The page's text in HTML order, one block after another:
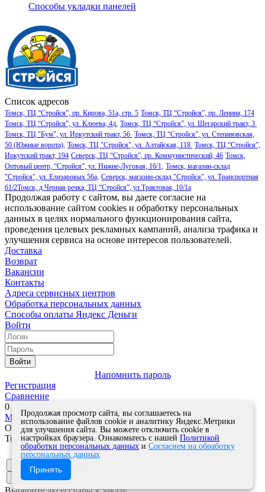
Способы укладки панелей
Список адресов
Томск, ТЦ “Стройся”, пр. Кирова, 51а, стр. 5 Томск, ТЦ “Стройся”, пр. Ленина, 174
Томск, ТЦ “Стройся”, ул. Клюева, 4д, Томск, ТЦ “Стройся”, ул. Шегарский тракт, 3
Томск, ТЦ "Бум", ул. Иркутский тракт, 56 Томск, ТЦ “Стройся”, ул. Степановская,
50 (Южные ворота), Томск, ТЦ "Стройся", ул. Алтайская, 118 Томск, ТЦ “Стройся”,
Иркутский тракт, 194 Северск, ТЦ “Стройся”, пр. Коммунистический, 46 Томск,
Оптовый центр, “Стройся”, ул. Нижне-Луговая, 16/1, Томск, магазин-склад
"Стройся", ул. Елизаровых 56а, Северск, магазин-склад "Стройся", ул. Транспортная
61/2Томск, д.Черная речка, ТЦ “Стройся”, ул.Трактовая, 10/1а
Продолжая работу с сайтом, вы даете согласие на
использование сайтом cookies и обработку персональных
данных в целях нормального функционирования сайта,
проведения целевых рекламных кампаний, анализа трафика и
улучшения сервиса на основе интересов пользователей.
Доставка
Возврат
Вакансии
Контакты
Адреса сервисных центров
Обработка персональных данных
Способы оплаты Яндекс Деньги
Войти
Войти
Напомнить пароль
Регистрация
Сравнение
0
Моя корзина00руб.
Оформить заказ
Товар успешно добавлен в корзину!
Кол-во
Продолжить покупки
Оформить заказ
Продолжая просмотр сайта, вы соглашаетесь на
использование файлов cookie и аналитику Яндекс.Метрики
для улучшения сайта. Вы можете отключить cookie в
настройках браузера. Ознакомьтесь с нашей Политикой
обработки персональных данных и Согласием на обработку
персональных данных
Принять